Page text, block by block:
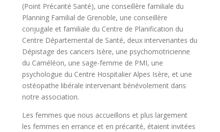
(Point Précarité Santé), une conseillère familiale du
Planning Familial de Grenoble, une conseillère
conjugale et familiale du Centre de Planification du
Centre Départemental de Santé, deux intervenantes du
Dépistage des cancers Isère, une psychomotricienne
du Caméléon, une sage-femme de PMI, une
psychologue du Centre Hospitalier Alpes Isère, et une
ostéopathe libérale intervenant bénévolement dans
notre association.
Les femmes que nous accueillons et plus largement
les femmes en errance et en précarité, étaient invitées